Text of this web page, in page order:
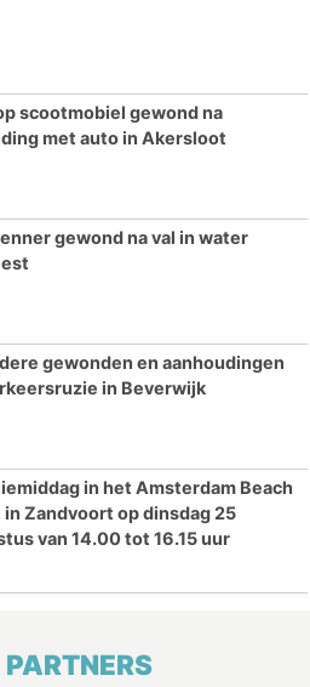
scootmobiel gewond na
met auto in Akersloot
gewond na val in water
gewonden en aanhoudingen
in Beverwijk
in het Amsterdam Beach
in Zandvoort op dinsdag 25
van 14.00 tot 16.15 uur
PARTNERS